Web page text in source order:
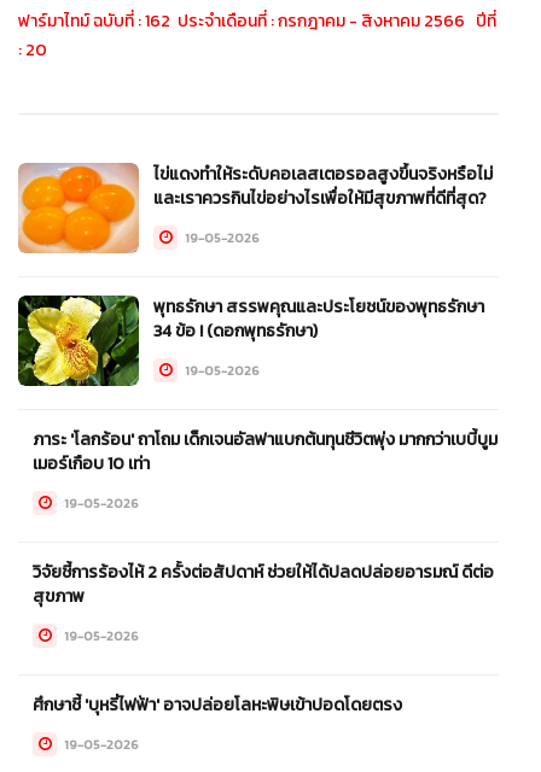
ฟาร์มาไทม์ ฉบับที่ : 162 ประจำเดือนที่ : กรกฎาคม - สิงหาคม 2566 ปีที่
: 20
ไข่แดงทำให้ระดับคอเลสเตอรอลสูงขึ้นจริงหรือไม่
และเราควรกินไข่อย่างไรเพื่อให้มีสุขภาพที่ดีที่สุด?
19-05-2026
พุทธรักษา สรรพคุณและประโยชน์ของพุทธรักษา
34 ข้อ ! (ดอกพุทธรักษา)
19-05-2026
ภาระ 'โลกร้อน' ถาโถม เด็กเจนอัลฟาแบกต้นทุนชีวิตพุ่ง มากกว่าเบบี้บูม
เมอร์เกือบ 10 เท่า
19-05-2026
วิจัยชี้การร้องไห้ 2 ครั้งต่อสัปดาห์ ช่วยให้ได้ปลดปล่อยอารมณ์ ดีต่อ
สุขภาพ
19-05-2026
ศึกษาชี้ 'บุหรี่ไฟฟ้า' อาจปล่อยโลหะพิษเข้าปอดโดยตรง
19-05-2026